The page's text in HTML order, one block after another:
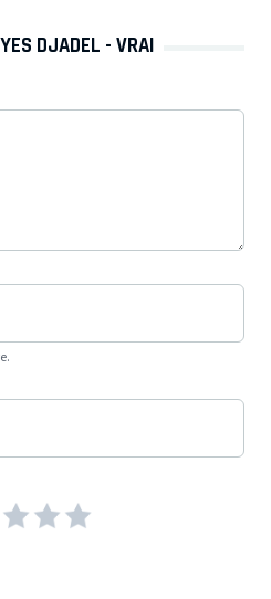
DJADEL - VRAI